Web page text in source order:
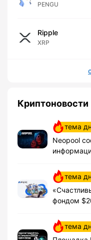
PENGU
Ripple
XRP
Криптоновости
тема
Neopool
тема
фондом
тема